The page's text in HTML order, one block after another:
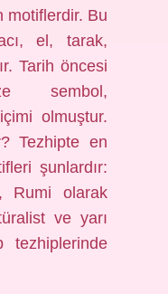
motiflerdir. Bu
el, tarak,
Tarih öncesi
sembol,
olmuştur.
Tezhipte en
şunlardır:
Rumi olarak
ve yarı
tezhiplerinde